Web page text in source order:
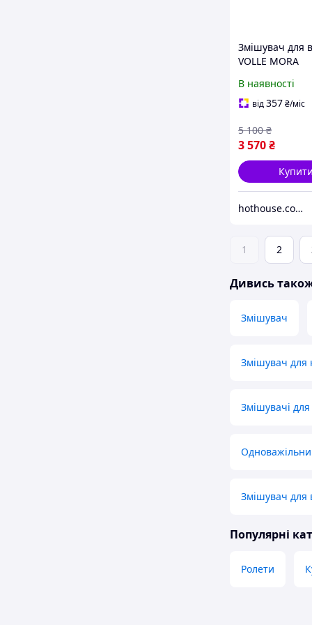
Змішувач для
VOLLE MORA
мат з золотом
В наявності
від357₴/міс
3 570₴
5 100 ₴
hothouse.com.ua
1 2
Дивись
Змішувач
Змішувач для
Змішувачі
Змішувач для
Популярні
Ролети